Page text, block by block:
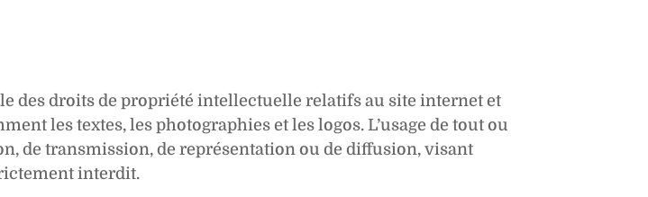
des droits de propriété intellectuelle relatifs au site internet et
les textes, les photographies et les logos. L’usage de tout ou
de transmission, de représentation ou de diffusion, visant
interdit.